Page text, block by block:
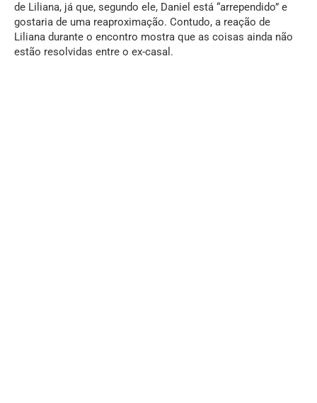
de Liliana, já que, segundo ele, Daniel está “arrependido” e
gostaria de uma reaproximação. Contudo, a reação de
Liliana durante o encontro mostra que as coisas ainda não
estão resolvidas entre o ex-casal.